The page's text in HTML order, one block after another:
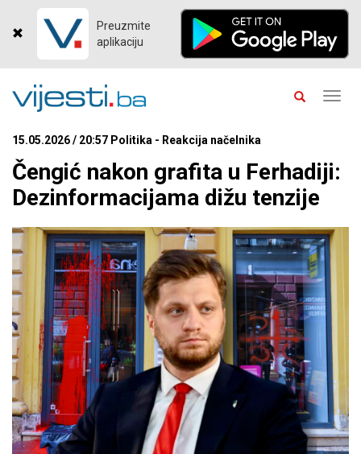
Preuzmite
aplikaciju
15.05.2026 / 20:57 Politika - Reakcija načelnika
Čengić nakon grafita u Ferhadiji:
Dezinformacijama dižu tenzije